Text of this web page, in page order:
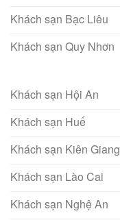
Khách sạn Bạc Liêu
Khách sạn Quy Nhơn
Khách sạn Hội An
Khách sạn Huế
Khách sạn Kiên Giang
Khách sạn Lào Cai
Khách sạn Nghệ An